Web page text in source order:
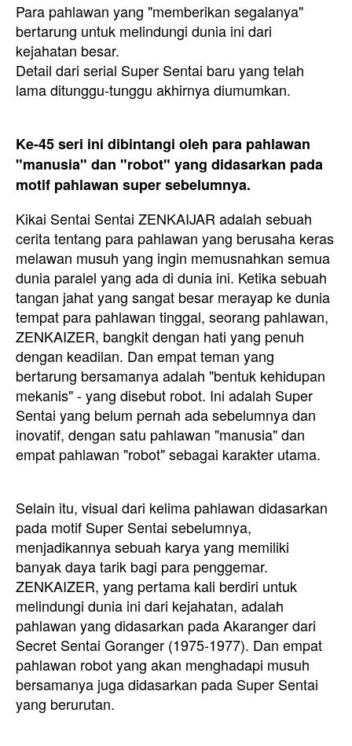
Para pahlawan yang "memberikan segalanya"
bertarung untuk melindungi dunia ini dari
kejahatan besar.
Detail dari serial Super Sentai baru yang telah
lama ditunggu-tunggu akhirnya diumumkan.
Ke-45 seri ini dibintangi oleh para pahlawan
"manusia" dan "robot" yang didasarkan pada
motif pahlawan super sebelumnya.
Kikai Sentai Sentai ZENKAIJAR adalah sebuah
cerita tentang para pahlawan yang berusaha keras
melawan musuh yang ingin memusnahkan semua
dunia paralel yang ada di dunia ini. Ketika sebuah
tangan jahat yang sangat besar merayap ke dunia
tempat para pahlawan tinggal, seorang pahlawan,
ZENKAIZER, bangkit dengan hati yang penuh
dengan keadilan. Dan empat teman yang
bertarung bersamanya adalah "bentuk kehidupan
mekanis" - yang disebut robot. Ini adalah Super
Sentai yang belum pernah ada sebelumnya dan
inovatif, dengan satu pahlawan "manusia" dan
empat pahlawan "robot" sebagai karakter utama.
Selain itu, visual dari kelima pahlawan didasarkan
pada motif Super Sentai sebelumnya,
menjadikannya sebuah karya yang memiliki
banyak daya tarik bagi para penggemar.
ZENKAIZER, yang pertama kali berdiri untuk
melindungi dunia ini dari kejahatan, adalah
pahlawan yang didasarkan pada Akaranger dari
Secret Sentai Goranger (1975-1977). Dan empat
pahlawan robot yang akan menghadapi musuh
bersamanya juga didasarkan pada Super Sentai
yang berurutan.